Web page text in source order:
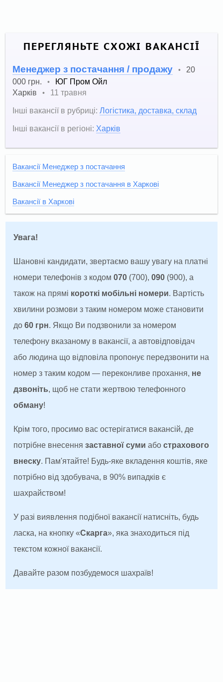
ПЕРЕГЛЯНЬТЕ СХОЖІ ВАКАНСІЇ
Менеджер з постачання / продажу •
20
000 грн.
•
ЮГ Пром Ойл
Харків
•
11 травня
Інші вакансії в рубриці: Логістика, доставка, склад
Інші вакансії в регіоні: Харків
Вакансії Менеджер з постачання
Вакансії Менеджер з постачання в Харкові
Вакансії в Харкові
Увага!
Шановні кандидати, звертаємо вашу увагу на платні
номери телефонів з кодом070 (700),090 (900), а
також на прямі короткі мобільні номери. Вартість
хвилини розмови з таким номером може становити
до60 грн. Якщо Ви подзвонили за номером
телефону вказаному в вакансії, а автовідповідач
або людина що відповіла пропонує передзвонити на
номер з таким кодом — переконливе прохання, не
дзвоніть, щоб не стати жертвою телефонного
обману!
Крім того, просимо вас остерігатися вакансій, де
потрібне внесеннязаставної суми абострахового
внеску. Пам'ятайте! Будь-яке вкладення коштів, яке
потрібно від здобувача, в 90% випадків є
шахрайством!
У разі виявлення подібної вакансії натисніть, будь
ласка, на кнопку «Скарга», яка знаходиться під
текстом кожної вакансії.
Давайте разом позбудемося шахраїв!